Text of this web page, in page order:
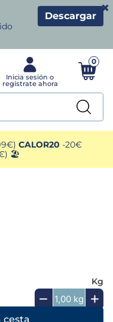
Descargar
×
0
CALOR20 -20€
🏖️
Kg
cesta